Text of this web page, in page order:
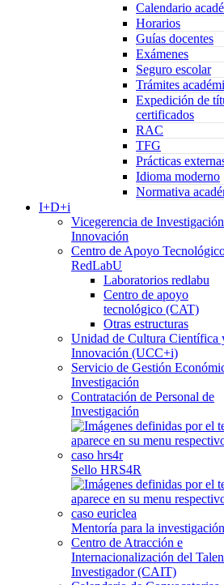
Calendario
Horarios
Guías docentes
Exámenes
Seguro escolar
Trámites
Expedición de
certificados
RAC
TFG
Prácticas
Idioma moderno
Normativa
I+D+i
Vicegerencia de
Innovación
Centro de Apoyo
RedLabU
Laboratorios redlabu
Centro de apoyo
tecnológico (CAT)
Otras estructuras
Unidad de Cultura Científica
Innovación (UCC+i)
Servicio de Gestión
Investigación
Contratación de Personal de
Investigación
Sello HRS4R
Mentoría para la
Centro de Atracción e
Internacionalización del
Investigador (CAIT)